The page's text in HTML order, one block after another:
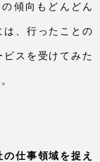
傾向もどんどん
、行ったことの
スを受けてみた
仕事領域を捉え